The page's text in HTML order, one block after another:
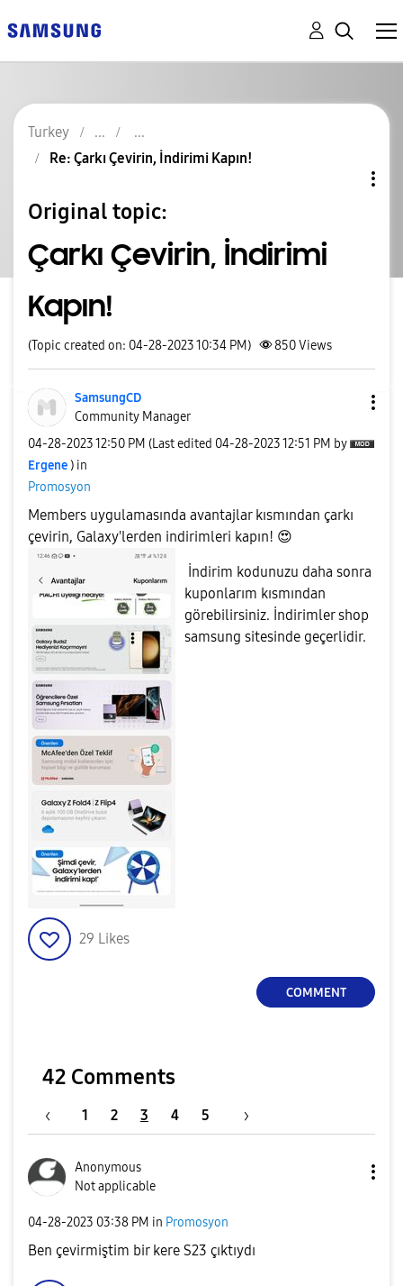
Turkey
Re: Çarkı Çevirin, İndirimi Kapın!
Original topic:
Çarkı Çevirin, İndirimi
Kapın!
(Topic created on: 04-28-2023 10:34 PM) 850Views
SamsungCD
Community Manager
‎04-28-202312:50 PM (Last edited ‎04-28-202312:51 PM by
Ergene ) in
Promosyon
Members uygulamasında avantajlar kısmından çarkı
çevirin, Galaxy'lerden indirimleri kapın! 😍
İndirim kodunuzu daha sonra
kuponlarım kısmından
görebilirsiniz. İndirimler shop
samsung sitesinde geçerlidir.
29 Likes
COMMENT
42 Comments
1 2 3 4 5
Anonymous
Not applicable
‎04-28-2023 03:38 PM in Promosyon
Ben çevirmiştim bir kere S23 çıktıydı